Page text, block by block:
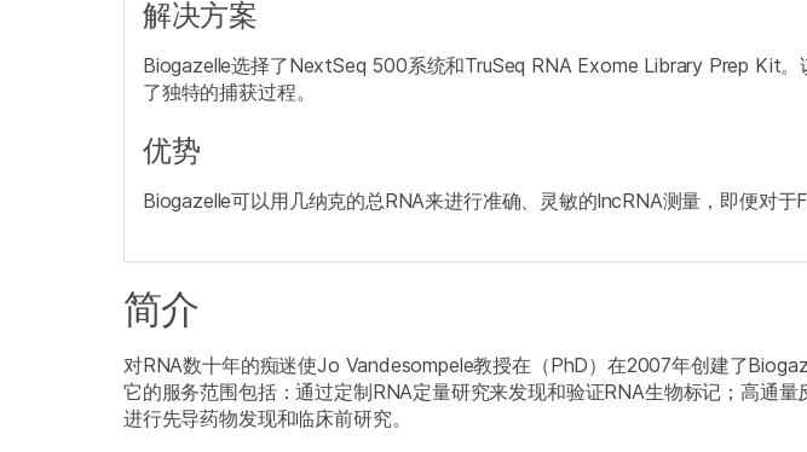
解决方案
Biogazelle选择了NextSeq 500系统和TruSeq RNA Exome Library Prep Kit
了独特的捕获过程。
优势
Biogazelle可以用几纳克的总RNA来进行准确、灵敏的lncRNA测量，即便对于
简介
对RNA数十年的痴迷使Jo Vandesompele教授在（PhD）在2007年创建了
它的服务范围包括：通过定制RNA定量研究来发现和验证RNA生物标记；高通
进行先导药物发现和临床前研究。